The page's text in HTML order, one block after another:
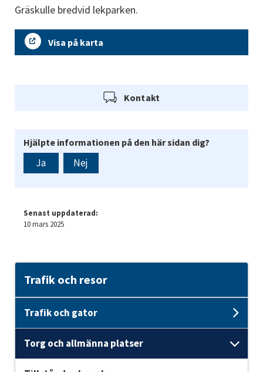
Gräskulle bredvid lekparken.
Visa på karta
Kontakt
Hjälpte informationen på den här sidan dig?
Ja Nej
Senast uppdaterad:
10 mars 2025
Trafik och resor
Trafik och gator
Torg och allmänna platser